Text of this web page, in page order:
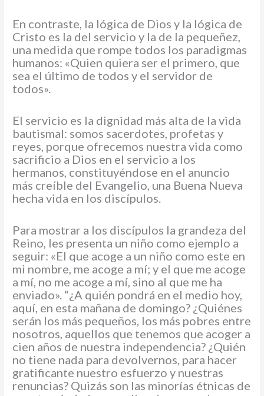
En contraste, la lógica de Dios y la lógica de
Cristo es la del servicio y la de la pequeñez,
una medida que rompe todos los paradigmas
humanos: «Quien quiera ser el primero, que
sea el último de todos y el servidor de
todos».
El servicio es la dignidad más alta de la vida
bautismal: somos sacerdotes, profetas y
reyes, porque ofrecemos nuestra vida como
sacrificio a Dios en el servicio a los
hermanos, constituyéndose en el anuncio
más creíble del Evangelio, una Buena Nueva
hecha vida en los discípulos.
Para mostrar a los discípulos la grandeza del
Reino, les presenta un niño como ejemplo a
seguir: «El que acoge a un niño como este en
mi nombre, me acoge a mí; y el que me acoge
a mí, no me acoge a mí, sino al que me ha
enviado». “¿A quién pondrá en el medio hoy,
aquí, en esta mañana de domingo? ¿Quiénes
serán los más pequeños, los más pobres entre
nosotros, aquellos que tenemos que acoger a
cien años de nuestra independencia? ¿Quién
no tiene nada para devolvernos, para hacer
gratificante nuestro esfuerzo y nuestras
renuncias? Quizás son las minorías étnicas de